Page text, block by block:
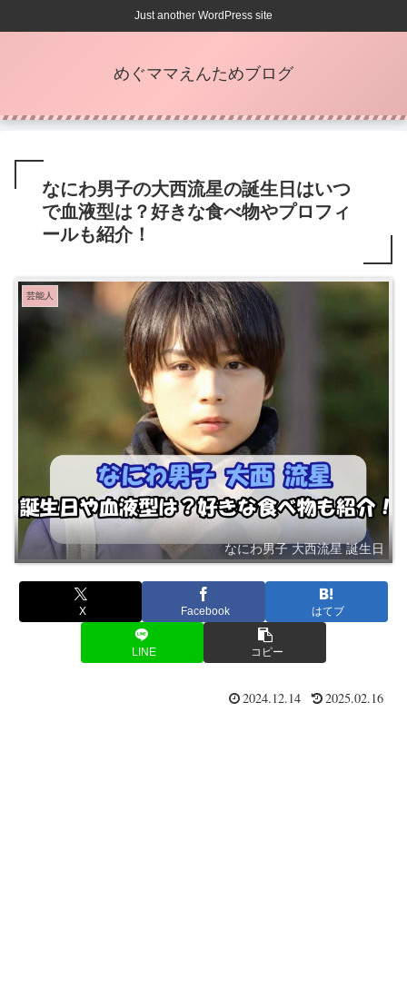
Just another WordPress site
めぐママえんためブログ
なにわ男子の大西流星の誕生日はいつ
で血液型は？好きな食べ物やプロフィ
ールも紹介！
芸能人
なにわ男子 大西流星 誕生日
X Facebook はてブ
LINE コピー
2024.12.14 2025.02.16